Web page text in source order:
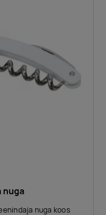
nuga
nuga koos